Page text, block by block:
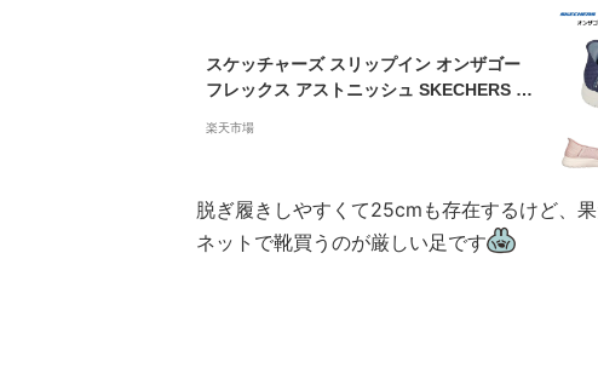
スケッチャーズ スリップイン オンザゴー
フレックス アストニッシュ SKECHERS Ha
ish レディース スリッポン スニーカー 履
楽天市場
脱ぎ履きしやすくて25cmも存在するけど、
ネットで靴買うのが厳しい足です